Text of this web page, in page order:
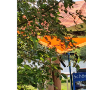
in der Gaststätte im
Sehenswertes in
Stadttheater,
Westfälisches
St.Georg Kirche,
Neutor" und vieles